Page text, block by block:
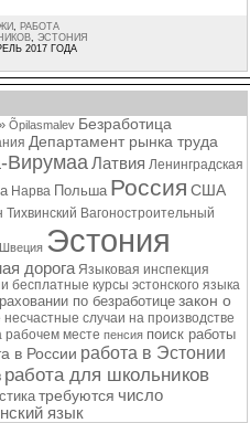
, РАБОТА
, ЭСТОНИЯ
2017 ГОДА
Õpilasmalev Безработица
Департамент рынка труда
ВирумааЛатвия Ленинградская
Нарва Польша Россия США
Тихвинский Вагоностроительный
Швеция Эстония
дорога Языковая инспекция
бесплатные курсы эстонского языка
по безработице закон о
несчастные случаи на производстве
рабочем месте пенсия поиск работы
в России работа в Эстонии
работа для школьников
требуются число
язык